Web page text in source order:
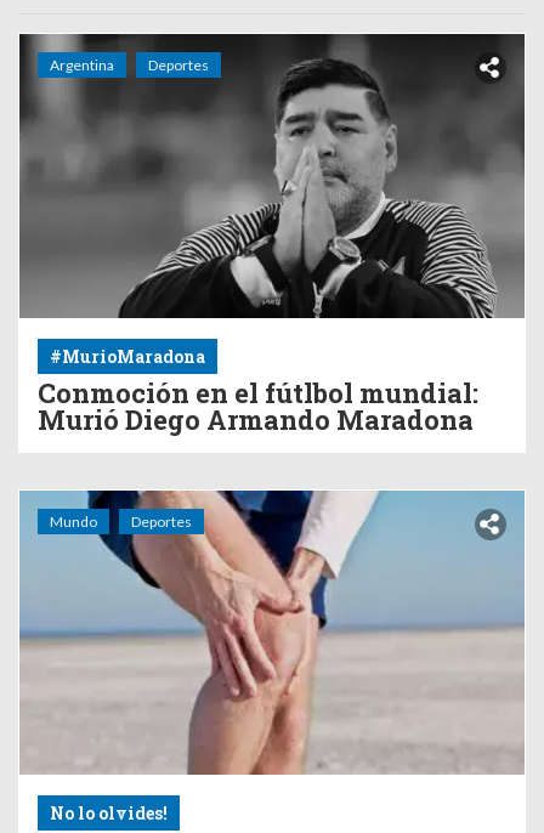
Argentina Deportes
#MurioMaradona
Conmoción en el fútlbol mundial:
Murió Diego Armando Maradona
Mundo Deportes
No lo olvides!